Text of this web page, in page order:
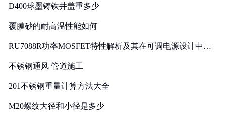
D400球墨铸铁井盖重多少
覆膜砂的耐高温性能如何
RU7088R功率MOSFET特性解析及其在可调电源设计中的
不锈钢通风 管道施工
201不锈钢重量计算方法大全
M20螺纹大径和小径是多少